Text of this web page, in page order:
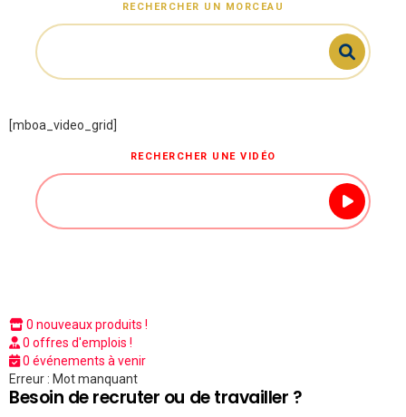
RECHERCHER UN MORCEAU
[mboa_video_grid]
RECHERCHER UNE VIDÉO
0 nouveaux produits !
0 offres d'emplois !
0 événements à venir
Erreur : Mot manquant
Besoin de recruter ou de travailler ?